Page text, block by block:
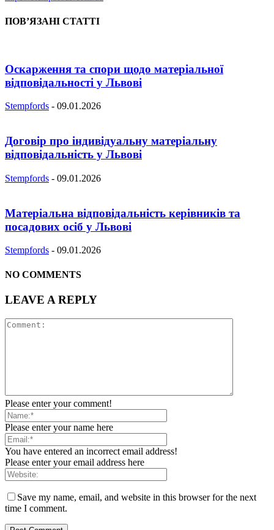
ПОВ’ЯЗАНІ СТАТТІ
Оскарження та спори щодо матеріальної
відповідальності у Львові
Stempfords - 09.01.2026
Договір про індивідуальну матеріальну
відповідальність у Львові
Stempfords - 09.01.2026
Матеріальна відповідальність керівників та
посадових осіб у Львові
Stempfords - 09.01.2026
NO COMMENTS
LEAVE A REPLY
Please enter your comment!
Please enter your name here
You have entered an incorrect email address!
Please enter your email address here
Save my name, email, and website in this browser for the next
time I comment.